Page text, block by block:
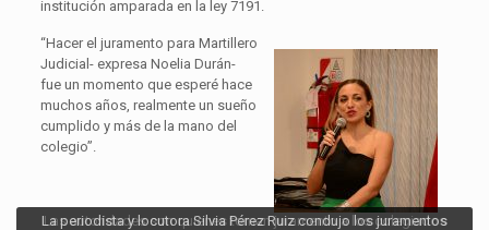
Las autoridades son quienes toman juramento a los colegiados
institución amparada en la ley 7191.
La periodista y locutora Silvia Pérez Ruiz condujo los juramentos
“Hacer el juramento para Martillero
Judicial- expresa Noelia Durán-
fue un momento que esperé hace
muchos años, realmente un sueño
cumplido y más de la mano del
colegio”.